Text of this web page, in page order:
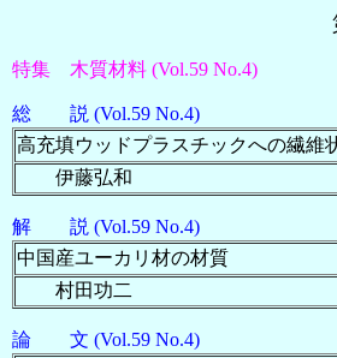
特集 木質材料 (Vol.59 No.4)
総 説 (Vol.59 No.4)
高充填ウッドプラスチックへの繊維
伊藤弘和
解 説 (Vol.59 No.4)
中国産ユーカリ材の材質
村田功二
論 文 (Vol.59 No.4)